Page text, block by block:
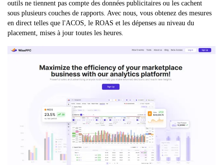
outils ne tiennent pas compte des données publicitaires ou les cachent
sous plusieurs couches de rapports. Avec nous, vous obtenez des mesures
en direct telles que l'ACOS, le ROAS et les dépenses au niveau du
placement, mises à jour toutes les heures.